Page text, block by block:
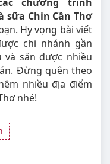
sữa Chin Cần Thơ
Hy vọng bài viết
chi nhánh gần
săn được nhiều
Đừng quên theo
nhiều địa điểm
nhé!